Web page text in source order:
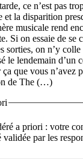
ce n’est pas
et la disparition
musicale rend
Si on essaie de se
sorties, on n’y
le lendemain d’un
que vous n’avez
de The (…)
a priori : votre
validée par les